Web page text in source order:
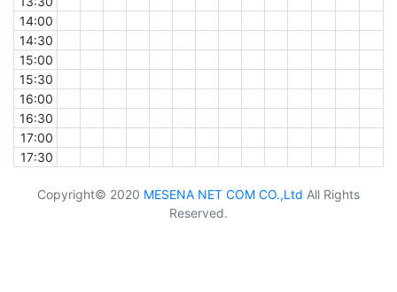
14:00
14:30
15:00
15:30
16:00
16:30
17:00
17:30
Copyright© 2020 MESENA NET COM CO.,Ltd All Rights
Reserved.